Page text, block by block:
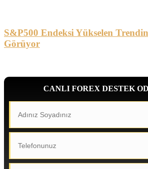
S&P500 Endeksi Yükselen
Görüyor
CANLI FOREX DESTEK